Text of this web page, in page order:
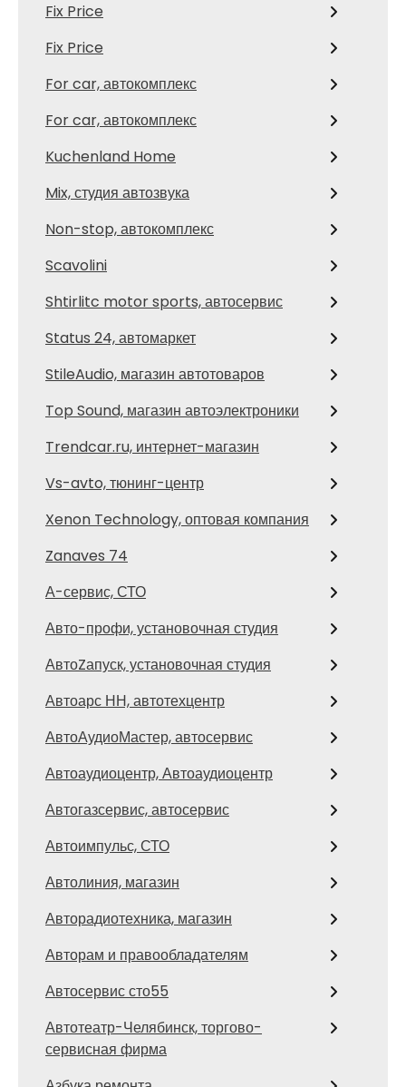
Fix Price
Fix Price
For car, автокомплекс
For car, автокомплекс
Kuchenland Home
Mix, студия автозвука
Non-stop, автокомплекс
Scavolini
Shtirlitc motor sports, автосервис
Status 24, автомаркет
StileAudio, магазин автотоваров
Top Sound, магазин автоэлектроники
Trendcar.ru, интернет-магазин
Vs-avto, тюнинг-центр
Xenon Technology, оптовая компания
Zanaves 74
А-сервис, СТО
Авто-профи, установочная студия
АвтоZапуск, установочная студия
Автоарс НН, автотехцентр
АвтоАудиоМастер, автосервис
Автоаудиоцентр, Автоаудиоцентр
Автогазсервис, автосервис
Автоимпульс, СТО
Автолиния, магазин
Авторадиотехника, магазин
Авторам и правообладателям
Автосервис сто55
Автотеатр-Челябинск, торгово-
сервисная фирма